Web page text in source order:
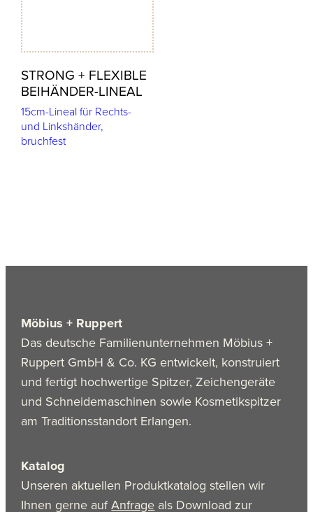
STRONG + FLEXIBLE
BEIHÄNDER-LINEAL
15cm-Lineal für Rechts-
und Linkshänder,
bruchfest
Möbius + Ruppert
Das deutsche Familienunternehmen Möbius +
Ruppert GmbH & Co. KG entwickelt, konstruiert
und fertigt hochwertige Spitzer, Zeichengeräte
und Schneidemaschinen sowie Kosmetikspitzer
am Traditionsstandort Erlangen.
Katalog
Unseren aktuellen Produktkatalog stellen wir
Ihnen gerne aufAnfrage als Download zur